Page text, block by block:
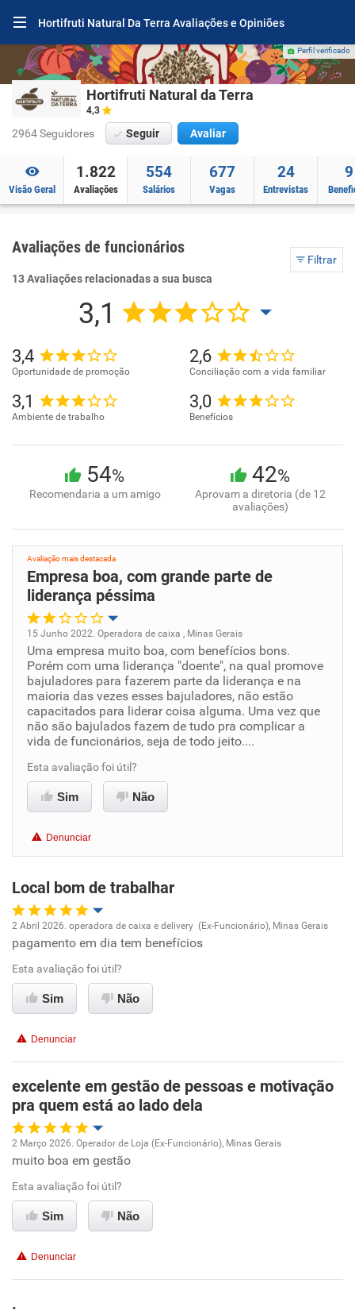
Hortifruti Natural Da Terra Avaliações e Opiniões
Perfil verificado
Hortifruti Natural da Terra
4,3
2964 Seguidores Seguir Avaliar
Visão Geral
1.822
Avaliações
554
Salários
677
Vagas
24
Entrevistas
9
Avaliações de funcionários
Filtrar
13 Avaliações relacionadas a sua busca
3,1
3,4
Oportunidade de promoção
2,6
Conciliação com a vida familiar
3,1
Ambiente de trabalho
3,0
Benefícios
54%
Recomendaria a um amigo
42%
Aprovam a diretoria (de 12
avaliações)
Avaliação mais destacada
Empresa boa, com grande parte de
liderança péssima
Oportunidade de promoção
Ambiente de trabalho
Conciliação com a vida familiar
Benefícios
Não recomenda esta empresa
Não recomenda a diretoria
15 Junho 2022. Operadora de caixa , Minas Gerais
Uma empresa muito boa, com benefícios bons.
Porém com uma liderança "doente", na qual promove
bajuladores para fazerem parte da liderança e na
maioria das vezes esses bajuladores, não estão
capacitados para liderar coisa alguma. Uma vez que
não são bajulados fazem de tudo pra complicar a
vida de funcionários, seja de todo jeito....
Esta avaliação foi útil?
Sim Não
Denunciar
Local bom de trabalhar
Oportunidade de promoção
Ambiente de trabalho
Benefícios
Recomenda esta empresa
Não recomenda a diretoria
2 Abril 2026. operadora de caixa e delivery (Ex-Funcionário), Minas Gerais
pagamento em dia tem benefícios
Esta avaliação foi útil?
Sim Não
Denunciar
excelente em gestão de pessoas e motivação
pra quem está ao lado dela
Oportunidade de promoção
Ambiente de trabalho
Benefícios
2 Março 2026. Operador de Loja (Ex-Funcionário), Minas Gerais
muito boa em gestão
Esta avaliação foi útil?
Sim Não
Denunciar
.